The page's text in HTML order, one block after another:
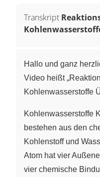
Transkript
Hallo und ganz
Video heißt
Kohlenwasserstoffe
Kohlenwasserstoffe
bestehen aus den
Kohlenstoff und
Atom hat vier
vier chemische